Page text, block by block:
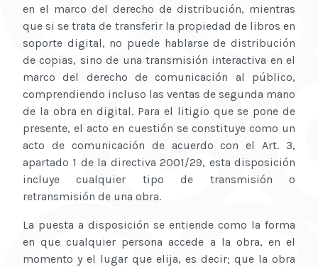
en el marco del derecho de distribución, mientras
que si se trata de transferir la propiedad de libros en
soporte digital, no puede hablarse de distribución
de copias, sino de una transmisión interactiva en el
marco del derecho de comunicación al público,
comprendiendo incluso las ventas de segunda mano
de la obra en digital. Para el litigio que se pone de
presente, el acto en cuestión se constituye como un
acto de comunicación de acuerdo con el Art. 3,
apartado 1 de la directiva 2001/29, esta disposición
incluye cualquier tipo de transmisión o
retransmisión de una obra.
La puesta a disposición se entiende como la forma
en que cualquier persona accede a la obra, en el
momento y el lugar que elija, es decir; que la obra